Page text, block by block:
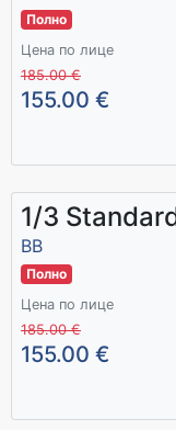
Полно
Цена по лице
185.00 €
155.00 €
1/3
ВВ
Полно
Цена по лице
185.00 €
155.00 €